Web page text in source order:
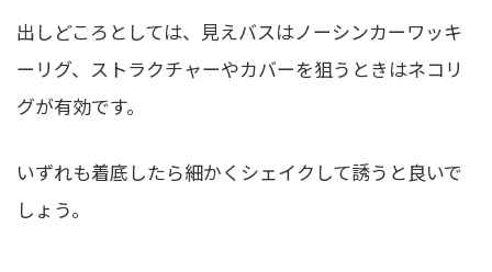
出しどころとしては、見えバスはノーシンカーワッキ
ーリグ、ストラクチャーやカバーを狙うときはネコリ
グが有効です。
いずれも着底したら細かくシェイクして誘うと良いで
しょう。